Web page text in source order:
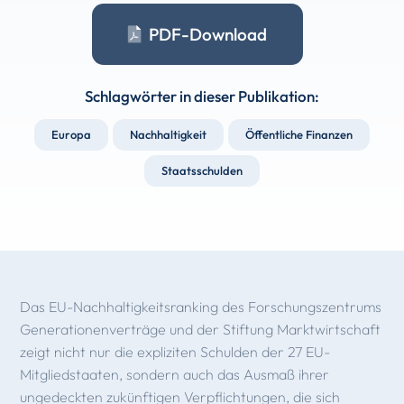
PDF-Download
Schlagwörter in dieser Publikation:
Europa Nachhaltigkeit Öffentliche Finanzen
Staatsschulden
Das EU-Nachhaltigkeitsranking des Forschungszentrums
Generationenverträge und der Stiftung Marktwirtschaft
zeigt nicht nur die expliziten Schulden der 27 EU-
Mitgliedstaaten, sondern auch das Ausmaß ihrer
ungedeckten zukünftigen Verpflichtungen, die sich